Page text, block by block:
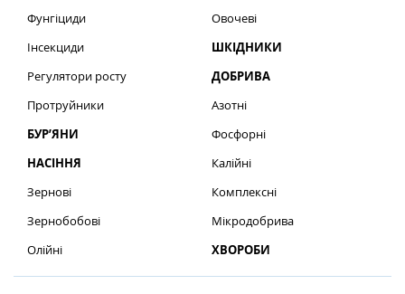
Фунгіциди
Інсекциди
Регулятори росту
Протруйники
БУР’ЯНИ
НАСІННЯ
Зернові
Зернобобові
Олійні
Овочеві
ШКІДНИКИ
ДОБРИВА
Азотні
Фосфорні
Калійні
Комплексні
Мікродобрива
ХВОРОБИ